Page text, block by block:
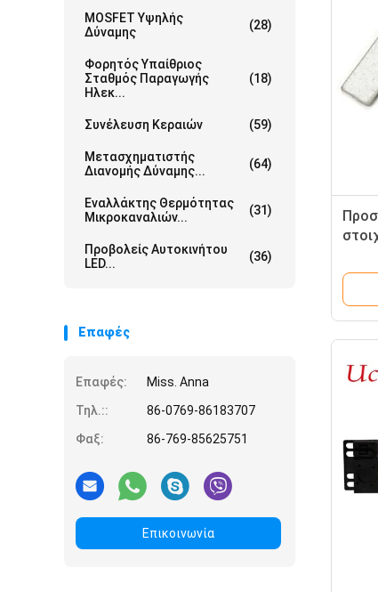
MOSFET Υψηλής
Δύναμης
(28)
Φορητός Υπαίθριος
Σταθμός Παραγωγής
Ηλεκ...
(18)
Συνέλευση Κεραιών (59)
Μετασχηματιστής
Διανομής Δύναμης...
(64)
Εναλλάκτης Θερμότητας
Μικροκαναλιών...
(31)
Προβολείς Αυτοκινήτου
LED...
(36)
Επαφές
Επαφές:
Miss. Anna
Τηλ.::
86-0769-86183707
Φαξ:
86-769-85625751
Επικοινωνία